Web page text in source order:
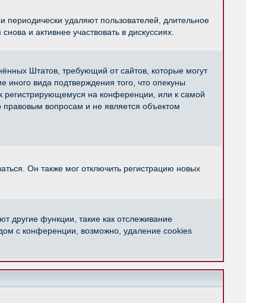
удаляют пользователей, длительное
и активнее участвовать в дискуссиях.
Штатов, требующий от сайтов, которые могут
вида подтверждения того, что опекуны
на конференции, или к самой
вопросам и не является объектом
Он также мог отключить регистрацию новых
другие функции, такие как отслеживание
с конференции, возможно, удаление cookies